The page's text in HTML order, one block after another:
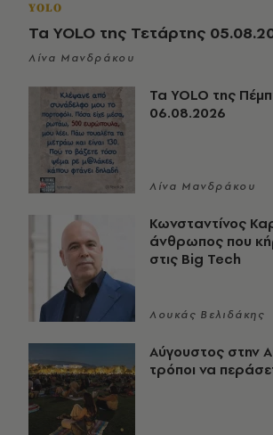
YOLO
Τα YOLO της Τετάρτης
Λίνα Μανδράκου
Τα YOLO της
06.08.2026
Λίνα Μανδράκου
Κωνσταντίνος
άνθρωπος που
στις Big Tech
Λουκάς Βελιδάκης
Αύγουστος στην
τρόποι να